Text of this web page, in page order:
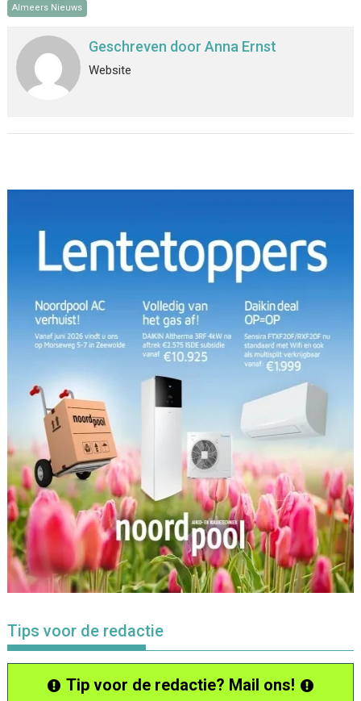
Almeers Nieuws
Geschreven doorAnna Ernst
Website
Tips voor de redactie
Tip voor de redactie? Mail ons!